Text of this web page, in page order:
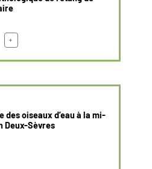
+
des oiseaux d’eau à la mi-
Deux-Sèvres